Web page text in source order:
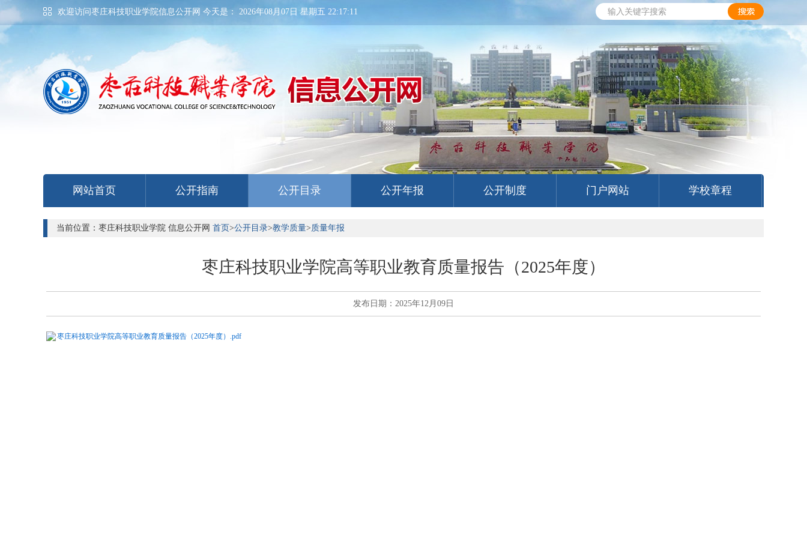
欢迎访问枣庄科技职业学院信息公开网 今天是： 2026年08月07日 星期五 22:17:12
网站首页 公开指南 公开目录 公开年报 公开制度 门户网站 学校章程
当前位置：枣庄科技职业学院 信息公开网 首页>公开目录>教学质量>质量年报
枣庄科技职业学院高等职业教育质量报告（2025年度）
发布日期：2025年12月09日
枣庄科技职业学院高等职业教育质量报告（2025年度）.pdf